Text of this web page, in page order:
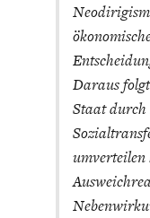
DIE
Daraus
Staat durch
umverteilen